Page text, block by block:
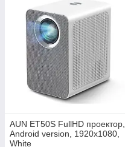
AUN ET50S FullHD проектор,
Android version, 1920х1080,
White